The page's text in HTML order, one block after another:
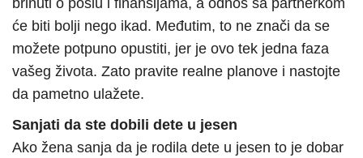
brinuti o poslu i finansijama, a odnos sa partnerkom
će biti bolji nego ikad. Međutim, to ne znači da se
možete potpuno opustiti, jer je ovo tek jedna faza
vašeg života. Zato pravite realne planove i nastojte
da pametno ulažete.
Sanjati da ste dobili dete u jesen
Ako žena sanja da je rodila dete u jesen to je dobar